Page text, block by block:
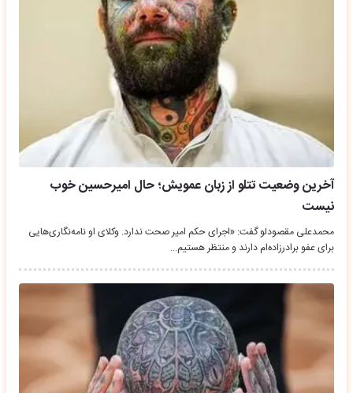
آخرین وضعیت تتلو از زبان عمویش؛ حال امیرحسین خوب
نیست
محمدعلی مقصودلو گفت: «اجرای حکم امیر صحت ندارد.‌ وکلای او نامه‌نگاری‌هایی
برای عفو برادرزاده‌ام دارند و منتظر هستیم…